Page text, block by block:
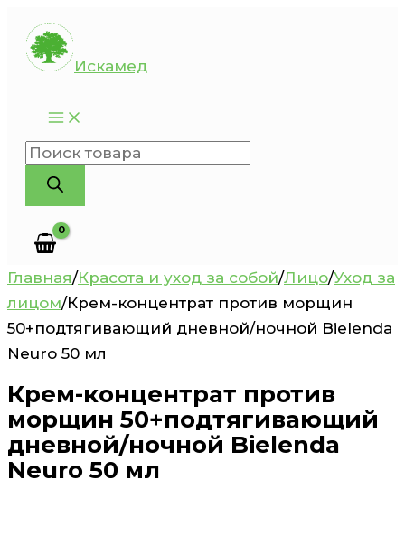
Перейти
содержимому
Искамед
Поиск
товаров
Главная/Красота и уход за собой/Лицо/Уход за
лицом/Крем-концентрат против морщин
50+подтягивающий дневной/ночной Bielenda
Neuro 50 мл
Крем-концентрат против
морщин 50+подтягивающий
дневной/ночной Bielenda
Neuro 50 мл